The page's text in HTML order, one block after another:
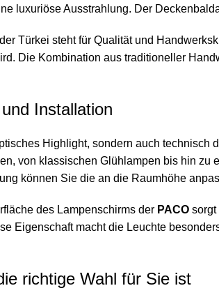
luxuriöse Ausstrahlung. Der
Türkei steht für Qualität und
Die Kombination aus traditioneller
Installation
Highlight, sondern auch technisch
von klassischen Glühlampen bis hin
können Sie die an die Raumhöhe
des Lampenschirms der PACO sorgt
Eigenschaft macht die Leuchte
richtige Wahl für Sie ist